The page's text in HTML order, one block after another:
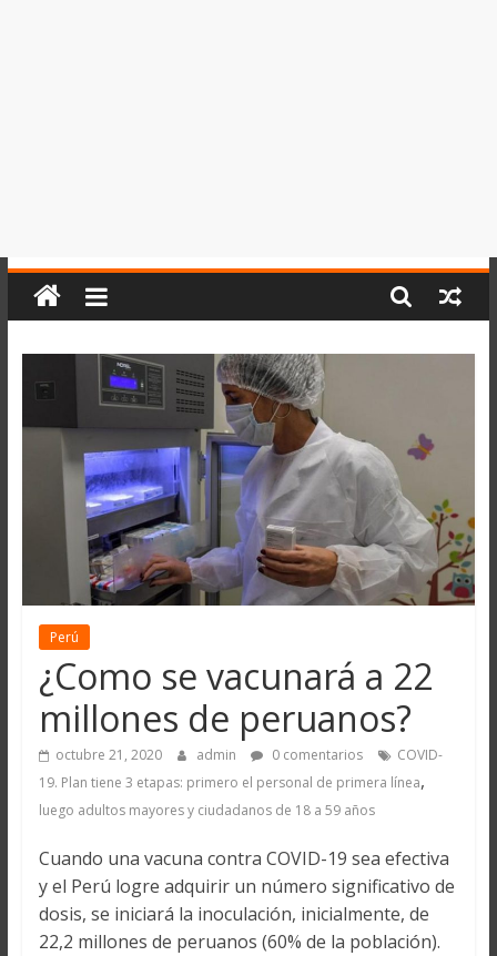
Perú
¿Como se vacunará a 22
millones de peruanos?
octubre 21, 2020 admin 0 comentarios
COVID-
19. Plan tiene 3 etapas: primero el personal de primera línea,
luego adultos mayores y ciudadanos de 18 a 59 años
Cuando una vacuna contra COVID-19 sea efectiva
y el Perú logre adquirir un número significativo de
dosis, se iniciará la inoculación, inicialmente, de
22,2 millones de peruanos (60% de la población).